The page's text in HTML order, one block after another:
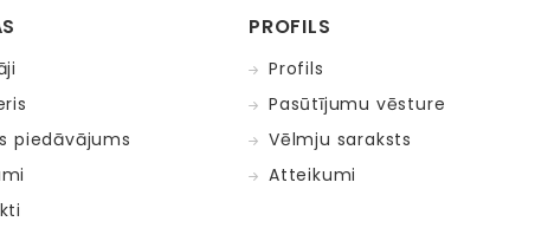
piedāvājums
PROFILS
Profils
Pasūtījumu vēsture
Vēlmju saraksts
Atteikumi